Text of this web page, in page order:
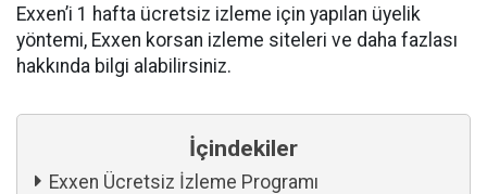
Exxen’i 1 hafta ücretsiz izleme için yapılan üyelik
yöntemi, Exxen korsan izleme siteleri ve daha fazlası
hakkında bilgi alabilirsiniz.
İçindekiler
Exxen Ücretsiz İzleme Programı